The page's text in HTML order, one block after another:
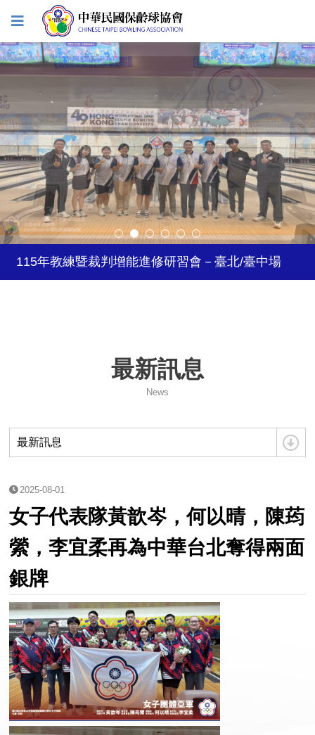
2027年日本關西世界壯年運動會
2026年風暴台灣飛碟盃
115年教練暨裁判增能進修研習會－臺北/臺中場
115 年度兒童及少年運動教練安全保障課程簡章
2026年IBF世界青年保齡球錦標賽國家代表隊選拔賽資訊
115年第14屆組織改選公告
2027年日本關西世界壯年運動會
2026年風暴台灣飛碟盃
最新訊息
News
最新訊息
2025-08-01
女子代表隊黃歆岑​​​​​​​，何以晴，陳荺
縈，李宜柔再為中華台北奪得兩面
銀牌